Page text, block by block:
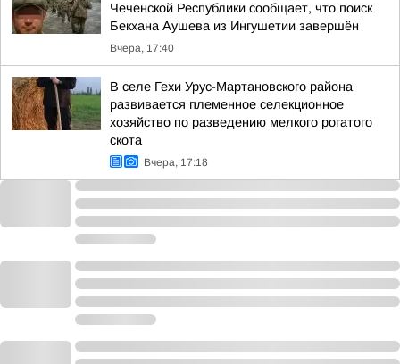
Чеченской Республики сообщает, что поиск
Бекхана Аушева из Ингушетии завершён
Вчера, 17:40
В селе Гехи Урус-Мартановского района
развивается племенное селекционное
хозяйство по разведению мелкого рогатого
скота
Вчера, 17:18